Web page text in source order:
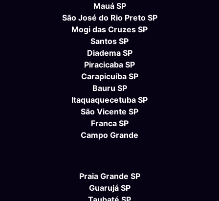
Mauá SP
São José do Rio Preto SP
Mogi das Cruzes SP
Santos SP
Diadema SP
Piracicaba SP
Carapicuíba SP
Bauru SP
Itaquaquecetuba SP
São Vicente SP
Franca SP
Campo Grande
Praia Grande SP
Guarujá SP